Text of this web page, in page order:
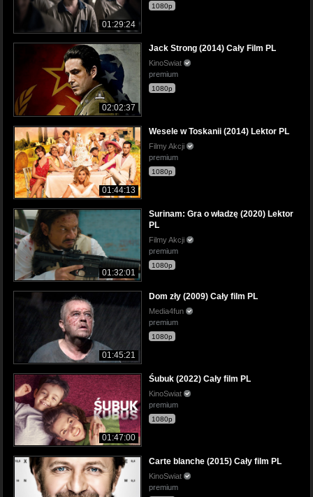
01:29:24
1080p
02:02:37
Jack Strong (2014) Cały Film PL
KinoSwiat
premium
1080p
01:44:13
Wesele w Toskanii (2014) Lektor PL
Filmy Akcji
premium
1080p
01:32:01
Surinam: Gra o władzę (2020) Lektor
PL
Filmy Akcji
premium
1080p
01:45:21
Dom zły (2009) Cały film PL
Media4fun
premium
1080p
01:47:00
Śubuk (2022) Cały film PL
KinoSwiat
premium
1080p
Carte blanche (2015) Cały film PL
KinoSwiat
premium